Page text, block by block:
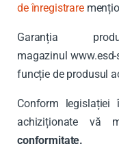
de înregistrare
Garanția
magazinul
funcție de produsul
Conform legislației
achiziționate vă
conformitate.